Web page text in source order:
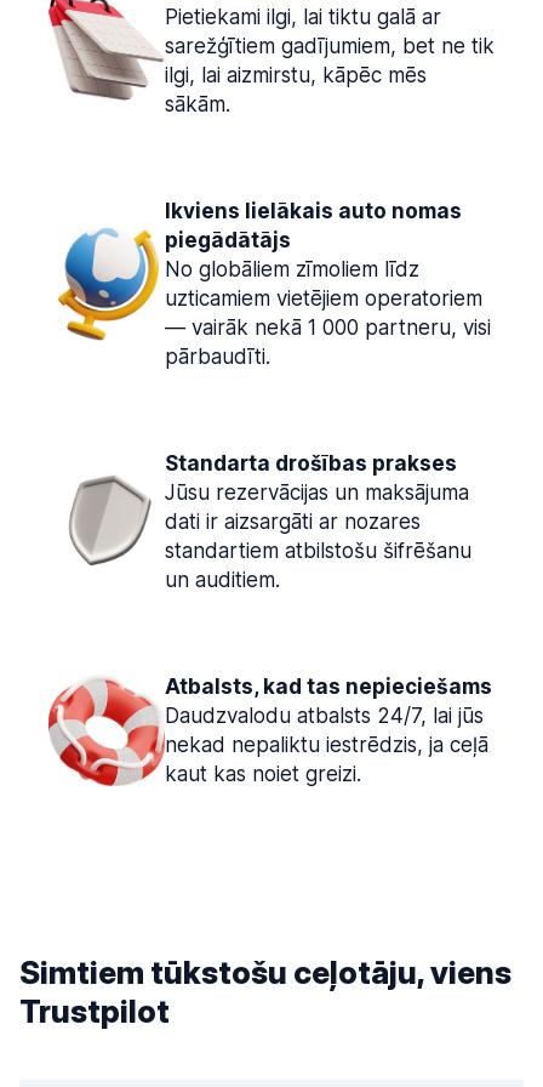
Pietiekami ilgi, lai tiktu galā ar
sarežģītiem gadījumiem, bet ne tik
ilgi, lai aizmirstu, kāpēc mēs
sākām.
Ikviens lielākais auto nomas
piegādātājs
No globāliem zīmoliem līdz
uzticamiem vietējiem operatoriem
— vairāk nekā 1 000 partneru, visi
pārbaudīti.
Standarta drošības prakses
Jūsu rezervācijas un maksājuma
dati ir aizsargāti ar nozares
standartiem atbilstošu šifrēšanu
un auditiem.
Atbalsts, kad tas nepieciešams
Daudzvalodu atbalsts 24/7, lai jūs
nekad nepaliktu iestrēdzis, ja ceļā
kaut kas noiet greizi.
Simtiem tūkstošu ceļotāju, viens
Trustpilot